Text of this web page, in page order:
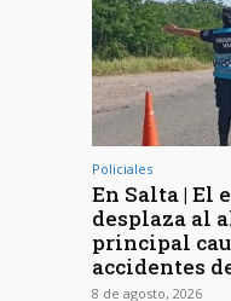
Policiales
En Salta | El
desplaza al
principal
accidentes
8 de agosto, 2026